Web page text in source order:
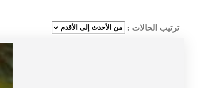
ترتيب الحالات :